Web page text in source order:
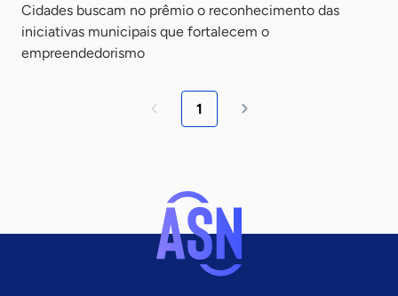
Cidades buscam no prêmio o reconhecimento das
iniciativas municipais que fortalecem o
empreendedorismo
1